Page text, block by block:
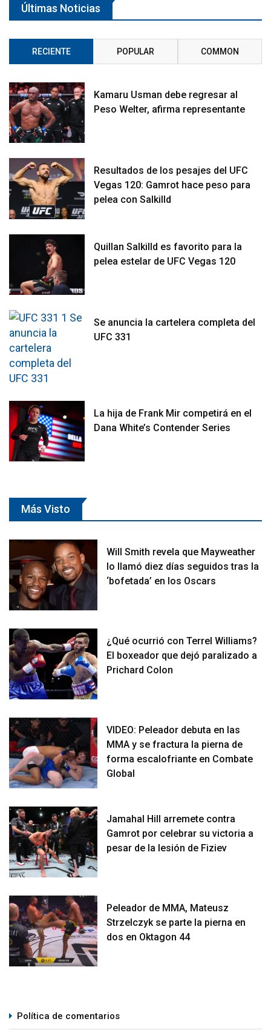
Últimas Noticias
RECIENTE POPULAR COMMON
Kamaru Usman debe regresar al
Peso Welter, afirma representante
Resultados de los pesajes del UFC
Vegas 120: Gamrot hace peso para
pelea con Salkilld
Quillan Salkilld es favorito para la
pelea estelar de UFC Vegas 120
Se anuncia la cartelera completa del
UFC 331
La hija de Frank Mir competirá en el
Dana White’s Contender Series
Más Visto
Will Smith revela que Mayweather
lo llamó diez días seguidos tras la
‘bofetada’ en los Oscars
¿Qué ocurrió con Terrel Williams?
El boxeador que dejó paralizado a
Prichard Colon
VIDEO: Peleador debuta en las
MMA y se fractura la pierna de
forma escalofriante en Combate
Global
Jamahal Hill arremete contra
Gamrot por celebrar su victoria a
pesar de la lesión de Fiziev
Peleador de MMA, Mateusz
Strzelczyk se parte la pierna en
dos en Oktagon 44
Política de comentarios